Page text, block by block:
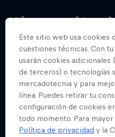
Más contenidos
Este sitio web usa cookies
cuestiones técnicas. Con
usarán cookies adicionales
de terceros) o tecnologías
mercadotecnia y para
línea. Puedes retirar tu
configuración de cookies
todo momento. Para
Política de privacidad y la